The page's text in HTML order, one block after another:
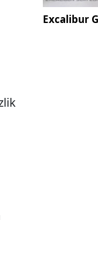
Excalibur